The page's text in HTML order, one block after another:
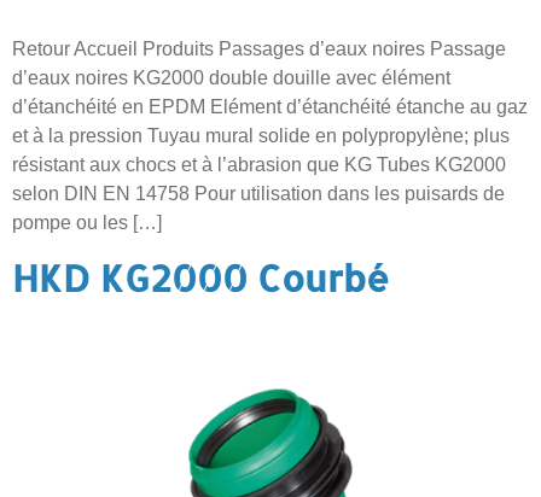
Retour Accueil Produits Passages d’eaux noires Passage
d’eaux noires KG2000 double douille avec élément
d’étanchéité en EPDM Elément d’étanchéité étanche au gaz
et à la pression Tuyau mural solide en polypropylène; plus
résistant aux chocs et à l’abrasion que KG Tubes KG2000
selon DIN EN 14758 Pour utilisation dans les puisards de
pompe ou les […]
HKD KG2000 Courbé